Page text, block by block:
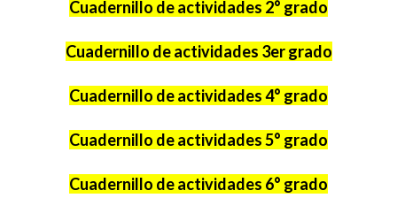
Cuadernillo de actividades 2° grado
Cuadernillo de actividades 3er grado
Cuadernillo de actividades 4° grado
Cuadernillo de actividades 5° grado
Cuadernillo de actividades 6° grado